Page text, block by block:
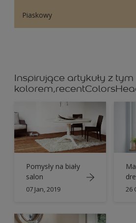
Piaskowy
Inspirujące artykuły z tym
Pomysły na biały
salon
07 Jan, 2019
po
26